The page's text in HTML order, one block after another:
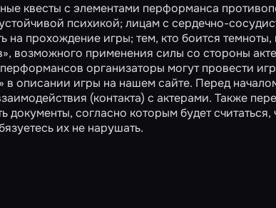
квесты с элементами перформанса
психикой; лицам с сердечно-
на прохождение игры; тем, кто боится
возможного применения силы со стороны
организаторы могут провести
в описании игры на нашем сайте. Перед
(контакта) с актерами. Также
документы, согласно которым будет
их не нарушать.